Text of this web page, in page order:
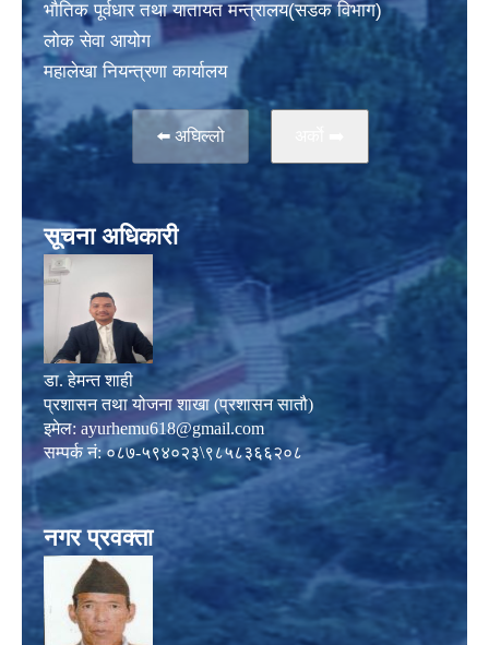
भाैतिक पूर्वधार तथा यातायत मन्त्रालय(सडक विभाग)
लाेक सेवा आयोग
महालेखा नियन्त्रणा कार्यालय
⬅️ अघिल्लो
सूचना अधिकारी
डा. हेमन्त शाही
प्रशासन तथा योजना शाखा (प्रशासन सातौ)
इमेल: ayurhemu618@gmail.com
सम्पर्क नं: ०८७-५९४०२३\९८५८३६६२०८
नगर प्रवक्ता